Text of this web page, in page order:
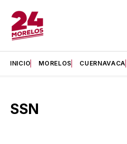
INICIO MORELOS CUERNAVACA
SSN